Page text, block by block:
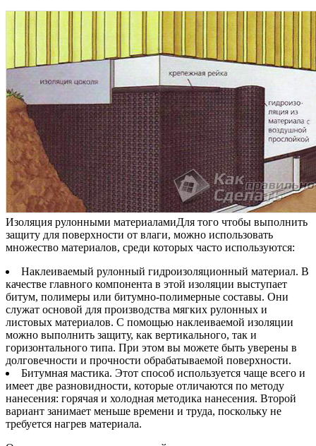
Изоляция рулонными материаламиДля того чтобы выполнить
защиту для поверхности от влаги, можно использовать
множество материалов, среди которых часто используются:
Наклеиваемый рулонный гидроизоляционный материал. В
качестве главного компонента в этой изоляции выступает
битум, полимеры или битумно-полимерные составы. Они
служат основой для производства мягких рулонных и
листовых материалов. С помощью наклеиваемой изоляции
можно выполнить защиту, как вертикального, так и
горизонтального типа. При этом вы можете быть уверены в
долговечности и прочности обрабатываемой поверхности.
Битумная мастика. Этот способ используется чаще всего и
имеет две разновидности, которые отличаются по методу
нанесения: горячая и холодная методика нанесения. Второй
вариант занимает меньше времени и труда, поскольку не
требуется нагрев материала.